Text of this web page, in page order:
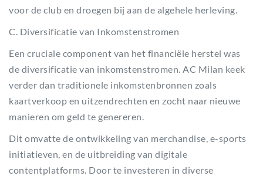
voor de club en droegen bij aan de algehele herleving.
C. Diversificatie van Inkomstenstromen
Een cruciale component van het financiële herstel was
de diversificatie van inkomstenstromen. AC Milan keek
verder dan traditionele inkomstenbronnen zoals
kaartverkoop en uitzendrechten en zocht naar nieuwe
manieren om geld te genereren.
Dit omvatte de ontwikkeling van merchandise, e-sports
initiatieven, en de uitbreiding van digitale
contentplatforms. Door te investeren in diverse